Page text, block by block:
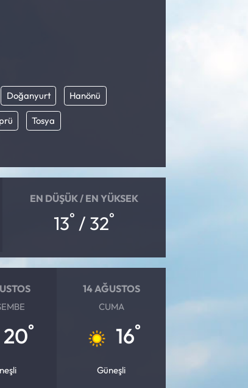
Doğanyurt Hanönü
Tosya
EN DÜŞÜK / EN YÜKSEK
13° / 32°
20°
14 AĞUSTOS
CUMA
16°
Güneşli